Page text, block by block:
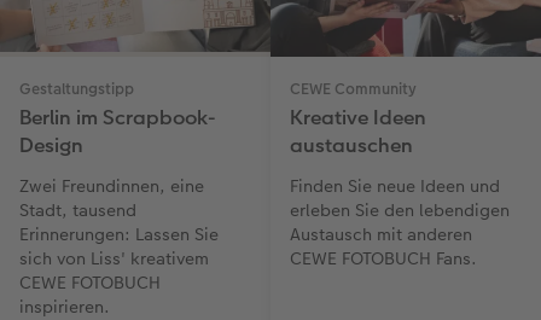
Gestaltungstipp
Berlin im Scrapbook-
Design
Zwei Freundinnen, eine
Stadt, tausend
Erinnerungen: Lassen Sie
sich von Liss' kreativem
CEWE FOTOBUCH
inspirieren.
CEWE Community
Kreative Ideen
austauschen
Finden Sie neue Ideen und
erleben Sie den lebendigen
Austausch mit anderen
CEWE FOTOBUCH Fans.